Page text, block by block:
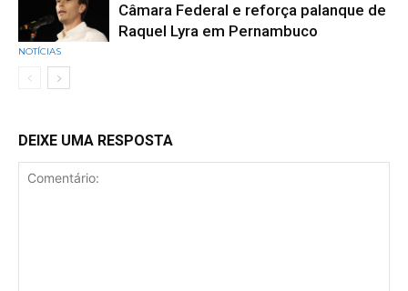
NOTÍCIAS
Câmara Federal e reforça palanque de
Raquel Lyra em Pernambuco
DEIXE UMA RESPOSTA